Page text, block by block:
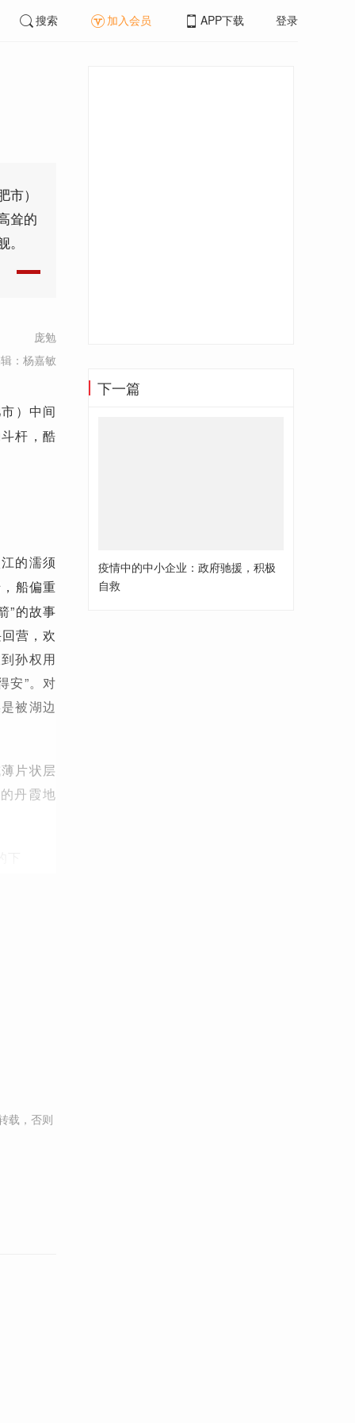
搜索 加入会员 APP下载 登录
）
耸的
庞勉
：杨嘉敏
）中间
杆，酷
的濡须
船偏重
”的故事
营，欢
孙权用
安”。对
被湖边
片状层
丹霞地
载，否则
下一篇
疫情中的中小企业：政府驰援，积极
自救